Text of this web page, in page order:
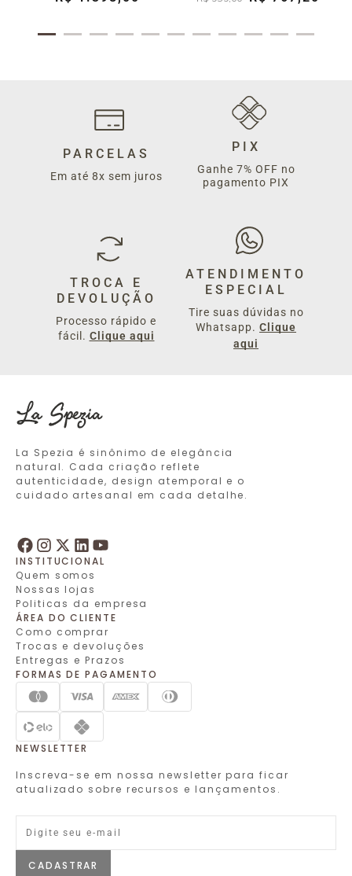
PARCELAS
Em até 8x sem juros
PIX
Ganhe 7% OFF no
pagamento PIX
TROCA E
DEVOLUÇÃO
Processo rápido e
fácil. Clique aqui
ATENDIMENTO
ESPECIAL
Tire suas dúvidas no
Whatsapp. Clique
aqui
La Spezia é sinônimo de elegância
natural. Cada criação reflete
autenticidade, design atemporal e o
cuidado artesanal em cada detalhe.
INSTITUCIONAL
Quem somos
Nossas lojas
Politicas da empresa
ÁREA DO CLIENTE
Como comprar
Trocas e devoluções
Entregas e Prazos
FORMAS DE PAGAMENTO
NEWSLETTER
Inscreva-se em nossa newsletter para ficar
atualizado sobre recursos e lançamentos.
CADASTRAR